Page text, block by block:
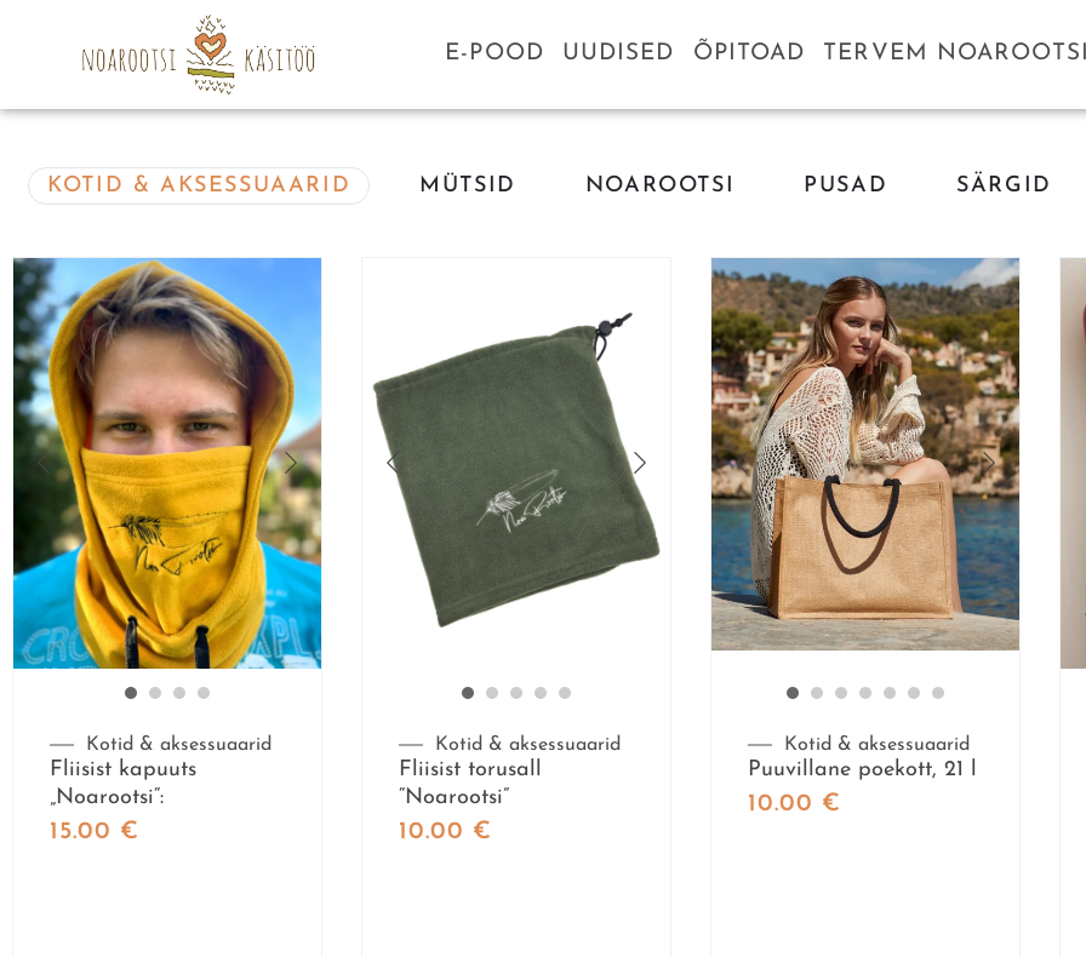
E-POOD UUDISED ÕPITOAD TERVEM
KOTID & AKSESSUAARID MÜTSID NOAROOTSI PUSAD SÄRGID
Kotid & aksessuaarid
Fliisist kapuuts
„Noarootsi“:
15.00 €
Kotid & aksessuaarid
Fliisist torusall
“Noarootsi”
10.00 €
Kotid & aksessuaarid
Puuvillane poekott, 21 l
10.00 €